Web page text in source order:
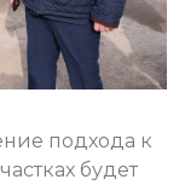
подхода к
будет